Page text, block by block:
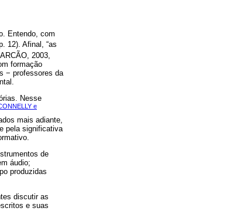
Entendo, com
12). Afinal, “as
2003,
formação
− professores da
Nesse
e
mais adiante,
pela significativa
de
áudio;
produzidas
discutir as
e suas